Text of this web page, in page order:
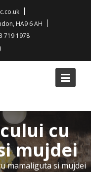
HA9 6 AH
719 1978
cu
mujdei
mamaliguta si mujdei